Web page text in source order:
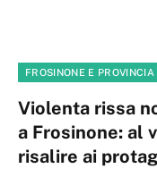
FROSINONE E PROVINCIA
Violenta rissa
a Frosinone: al
risalire ai